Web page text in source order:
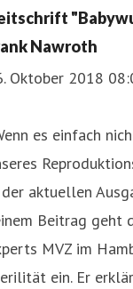
+49 172
Nawroth
Oktober 2018
es einfach
aktuellen
Beitrag geht
MVZ im
ein. Er